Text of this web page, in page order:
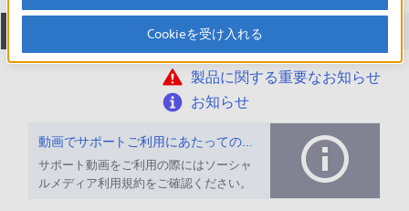
ダウンロード 取扱説明書
製品に関する重要なお知らせ
お知らせ
動画でサポートご利用にあたってのお願い
サポート動画をご利用の際にはソーシャ
ルメディア利用規約をご確認ください。
Cookieを受け入れる